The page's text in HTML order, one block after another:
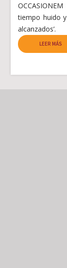
OCCASIONEM
tiempo huido
alcanzados’.
LEER MÁS